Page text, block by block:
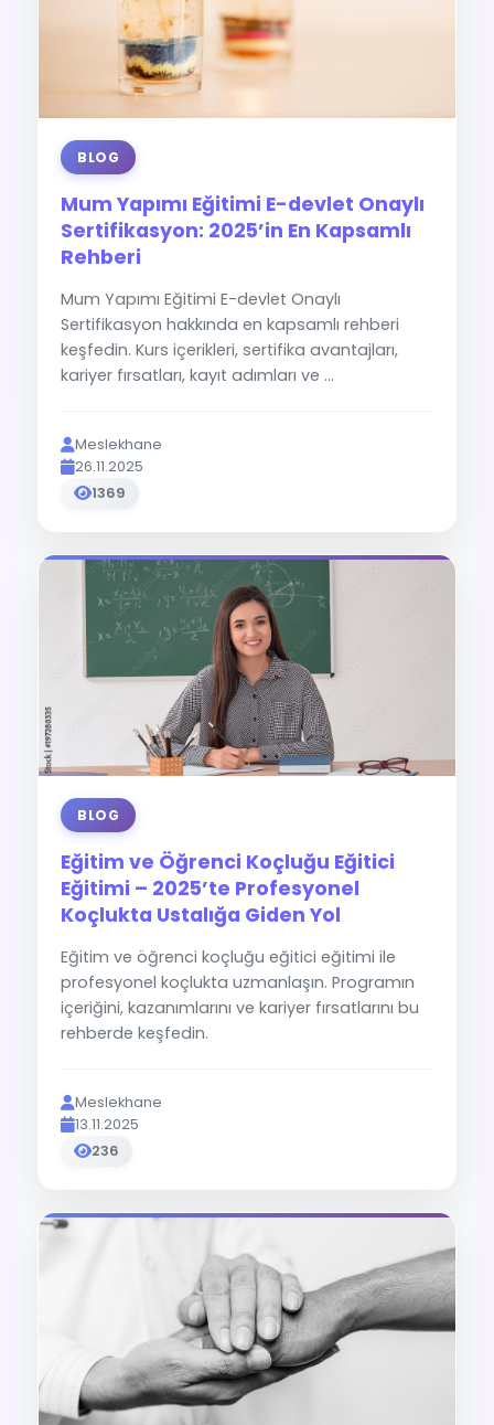
BLOG
Mum Yapımı Eğitimi E-devlet Onaylı
Sertifikasyon: 2025’in En Kapsamlı
Rehberi
Mum Yapımı Eğitimi E-devlet Onaylı
Sertifikasyon hakkında en kapsamlı rehberi
keşfedin. Kurs içerikleri, sertifika avantajları,
kariyer fırsatları, kayıt adımları ve ...
Meslekhane
26.11.2025
1369
BLOG
Eğitim ve Öğrenci Koçluğu Eğitici
Eğitimi – 2025’te Profesyonel
Koçlukta Ustalığa Giden Yol
Eğitim ve öğrenci koçluğu eğitici eğitimi ile
profesyonel koçlukta uzmanlaşın. Programın
içeriğini, kazanımlarını ve kariyer fırsatlarını bu
rehberde keşfedin.
Meslekhane
13.11.2025
236